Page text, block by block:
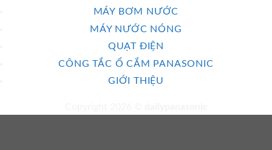
MÁY BƠM NƯỚC
MÁY NƯỚC NÓNG
QUẠT ĐIỆN
CÔNG TẮC Ổ CẮM PANASONIC
GIỚI THIỆU